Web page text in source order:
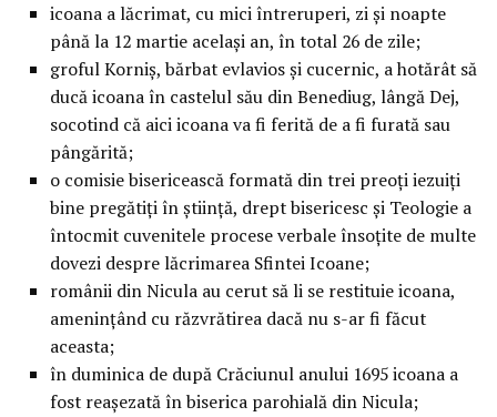
icoana a lăcrimat, cu mici întreruperi, zi şi noapte
până la 12 martie acelaşi an, în total 26 de zile;
groful Korniş, bărbat evlavios şi cucernic, a hotărât să
ducă icoana în castelul său din Benediug, lângă Dej,
socotind că aici icoana va fi ferită de a fi furată sau
pângărită;
o comisie bisericească formată din trei preoţi iezuiţi
bine pregătiţi în ştiinţă, drept bisericesc şi Teologie a
întocmit cuvenitele procese verbale însoţite de multe
dovezi despre lăcrimarea Sfintei Icoane;
românii din Nicula au cerut să li se restituie icoana,
ameninţând cu răzvrătirea dacă nu s-ar fi făcut
aceasta;
în duminica de după Crăciunul anului 1695 icoana a
fost reaşezată în biserica parohială din Nicula;